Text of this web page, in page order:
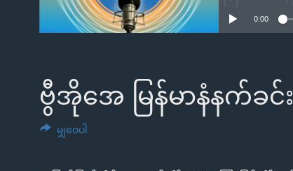
အကြောင်းအရာ
အစ္စရေး-ပါလက်စတိုင်း
အင်္ဂလိပ်စာလေ့လာမယ်
ရုပ်ရှင်ထဲက အင်္ဂလိပ်စာ
သုတပဒေသာ အင်္ဂလိပ်စာ
ရေဒီယို/တီဗွီအစီအစဉ်
0:00
ဗွီအိုအေ မြန်မာနံနက်ခင်း
မျှဝေပါ